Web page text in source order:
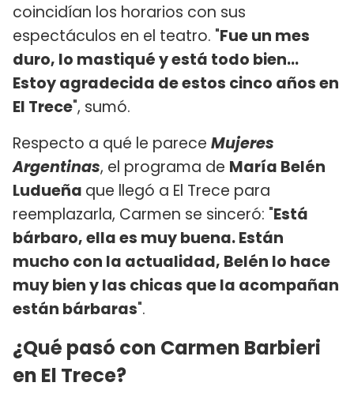
coincidían los horarios con sus
espectáculos en el teatro. "Fue un mes
duro, lo mastiqué y está todo bien...
Estoy agradecida de estos cinco años en
El Trece", sumó.
Respecto a qué le parece Mujeres
Argentinas, el programa de María Belén
Ludueña que llegó a El Trece para
reemplazarla, Carmen se sinceró: "Está
bárbaro, ella es muy buena. Están
mucho con la actualidad, Belén lo hace
muy bien y las chicas que la acompañan
están bárbaras".
¿Qué pasó con Carmen Barbieri
en El Trece?